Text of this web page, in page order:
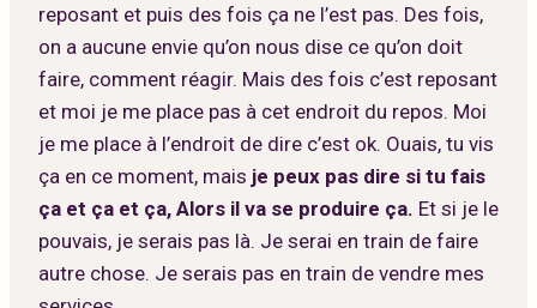
reposant et puis des fois ça ne l’est pas. Des fois,
on a aucune envie qu’on nous dise ce qu’on doit
faire, comment réagir. Mais des fois c’est reposant
et moi je me place pas à cet endroit du repos. Moi
je me place à l’endroit de dire c’est ok. Ouais, tu vis
ça en ce moment, mais je peux pas dire si tu fais
ça et ça et ça, Alors il va se produire ça. Et si je le
pouvais, je serais pas là. Je serai en train de faire
autre chose. Je serais pas en train de vendre mes